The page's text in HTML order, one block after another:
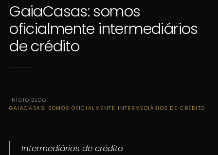
GaiaCasas: somos
oficialmente intermediários
de crédito
INÍCIO·BLOG·
GAIACASAS: SOMOS OFICIALMENTE INTERMEDIÁRIOS DE CRÉDITO
Intermediários de crédito